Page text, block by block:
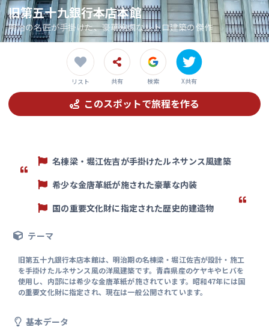
旧第五十九銀行本店本館
明治の名匠が手掛けた、豪華絢爛なレトロ建築の傑作
リスト 共有 検索 X共有
このスポットで旅程を作る
名棟梁・堀江佐吉が手掛けたルネサンス風建築
希少な金唐革紙が施された豪華な内装
国の重要文化財に指定された歴史的建造物
テーマ
旧第五十九銀行本店本館は、明治期の名棟梁・堀江佐吉が設計・施工
を手掛けたルネサンス風の洋風建築です。青森県産のケヤキやヒバを
使用し、内部には希少な金唐革紙が施されています。昭和47年には国
の重要文化財に指定され、現在は一般公開されています。
基本データ